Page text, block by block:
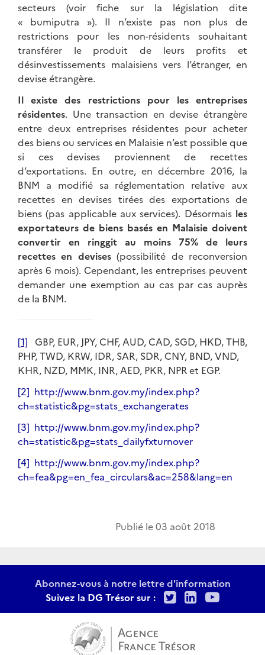
secteurs (voir fiche sur la législation dite
« bumiputra »). Il n’existe pas non plus de
restrictions pour les non-résidents souhaitant
transférer le produit de leurs profits et
désinvestissements malaisiens vers l’étranger, en
devise étrangère.
Il existe des restrictions pour les entreprises
résidentes. Une transaction en devise étrangère
entre deux entreprises résidentes pour acheter
des biens ou services en Malaisie n’est possible que
si ces devises proviennent de recettes
d’exportations. En outre, en décembre 2016, la
BNM a modifié sa réglementation relative aux
recettes en devises tirées des exportations de
biens (pas applicable aux services). Désormais les
exportateurs de biens basés en Malaisie doivent
convertir en ringgit au moins 75% de leurs
recettes en devises(possibilité de reconversion
après 6 mois). Cependant, les entreprises peuvent
demander une exemption au cas par cas auprès
de la BNM.
[1] GBP, EUR, JPY, CHF, AUD, CAD, SGD, HKD, THB,
PHP, TWD, KRW, IDR, SAR, SDR, CNY, BND, VND,
KHR, NZD, MMK, INR, AED, PKR, NPR et EGP.
[2] http://www.bnm.gov.my/index.php?
ch=statistic&pg=stats_exchangerates
[3] http://www.bnm.gov.my/index.php?
ch=statistic&pg=stats_dailyfxturnover
[4] http://www.bnm.gov.my/index.php?
ch=fea&pg=en_fea_circulars&ac=258&lang=en
Publié le03 août 2018
Abonnez-vous à notre lettre d'information
Suivez la DG Trésor sur :
TwitterLinkedIn